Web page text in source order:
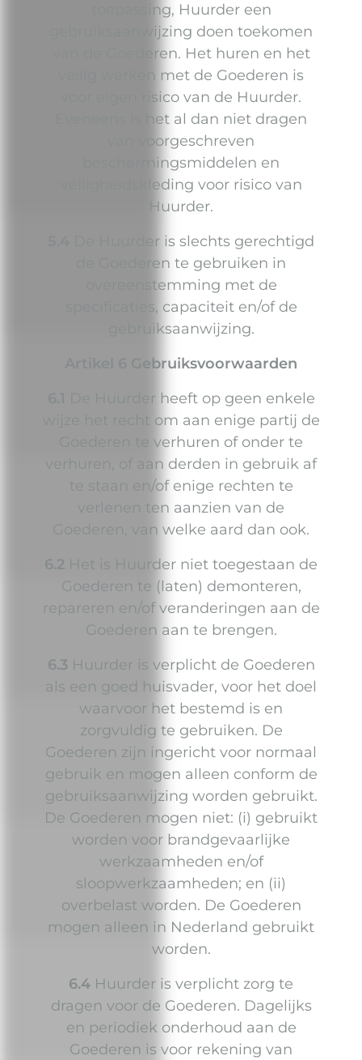
toepassing, Huurder een
gebruiksaanwijzing doen toekomen
van de Goederen. Het huren en het
veilig werken met de Goederen is
voor eigen risico van de Huurder.
Eveneens is het al dan niet dragen
van voorgeschreven
beschermingsmiddelen en
veiligheidskleding voor risico van
Huurder.
De Huurder is slechts gerechtigd
de Goederen te gebruiken in
overeenstemming met de
specificaties, capaciteit en/of de
gebruiksaanwijzing.
Artikel 6 Gebruiksvoorwaarden
De Huurder heeft op geen enkele
wijze het recht om aan enige partij de
Goederen te verhuren of onder te
verhuren, of aan derden in gebruik af
te staan en/of enige rechten te
verlenen ten aanzien van de
Goederen, van welke aard dan ook.
6.2 Het is Huurder niet toegestaan de
Goederen te (laten) demonteren,
repareren en/of veranderingen aan de
Goederen aan te brengen.
6.3 Huurder is verplicht de Goederen
als een goed huisvader, voor het doel
waarvoor het bestemd is en
zorgvuldig te gebruiken. De
Goederen zijn ingericht voor normaal
gebruik en mogen alleen conform de
gebruiksaanwijzing worden gebruikt.
De Goederen mogen niet: (i) gebruikt
worden voor brandgevaarlijke
werkzaamheden en/of
sloopwerkzaamheden; en (ii)
overbelast worden. De Goederen
mogen alleen in Nederland gebruikt
worden.
6.4 Huurder is verplicht zorg te
dragen voor de Goederen. Dagelijks
en periodiek onderhoud aan de
Goederen is voor rekening van